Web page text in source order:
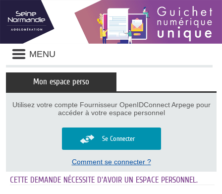
Liste
des
avertissements
MENU
Mon espace perso
Utilisez votre compte Fournisseur OpenIDConnect Arpege pour
accéder à votre espace personnel
Se Connecter
Comment se connecter ?
CETTE DEMANDE NÉCESSITE D'AVOIR UN ESPACE PERSONNEL.
Panneau de gestion des cookies